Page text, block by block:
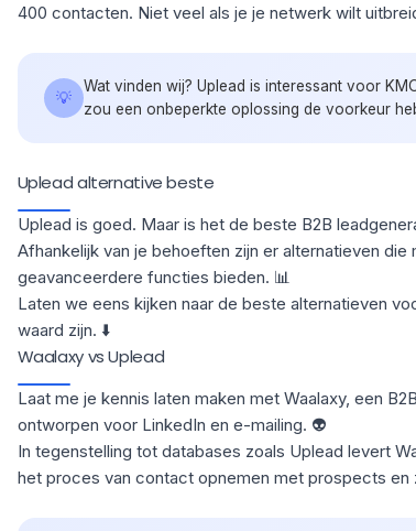
400 contacten. Niet veel als je je netwerk wilt
💡
Wat vinden wij? Uplead is interessant voor
zou een onbeperkte oplossing de voorkeur
Uplead alternative beste
Uplead is goed. Maar is het de beste B2B
Afhankelijk van je behoeften zijn er alternatieven
geavanceerdere functies bieden. 📊
Laten we eens kijken naar de beste alternatieven
waard zijn. ⬇️
Waalaxy vs Uplead
Laat me je kennis laten maken met Waalaxy, een
ontworpen voor LinkedIn en e-mailing. 👽
In tegenstelling tot databases zoals Uplead levert
het proces van contact opnemen met prospects en